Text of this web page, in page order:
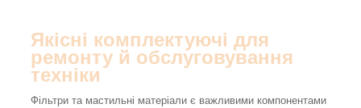
Якісні комплектуючі для
ремонту й обслуговування
техніки
Фільтри та мастильні матеріали є важливими компонентами